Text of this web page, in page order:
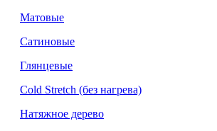
Матовые
Сатиновые
Глянцевые
Cold Stretch (без нагрева)
Натяжное дерево